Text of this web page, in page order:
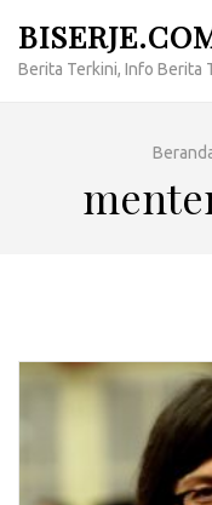
konten
Berita Terkini, Info Berita